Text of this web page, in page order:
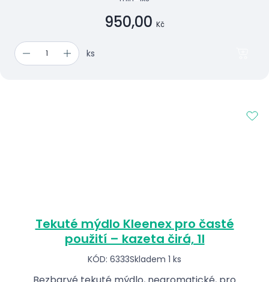
950,00 Kč
ks
Tekuté mýdlo Kleenex pro časté
použití – kazeta čirá, 1l
KÓD: 6333Skladem 1 ks